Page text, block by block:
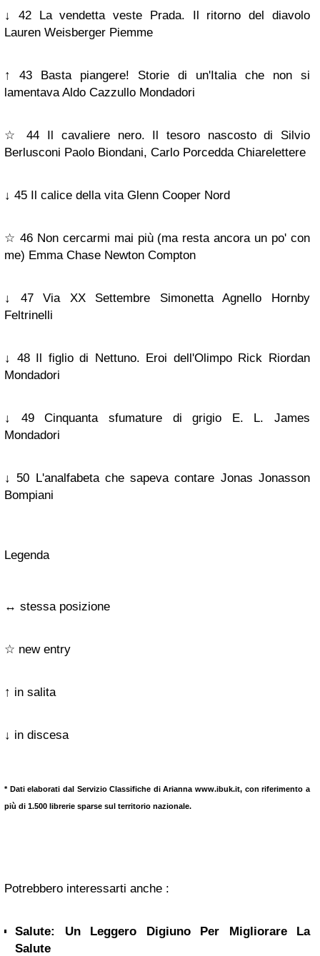
↓ 42 La vendetta veste Prada. Il ritorno del diavolo
Lauren Weisberger Piemme
↑ 43 Basta piangere! Storie di un'Italia che non si
lamentava Aldo Cazzullo Mondadori
☆ 44 Il cavaliere nero. Il tesoro nascosto di Silvio
Berlusconi Paolo Biondani, Carlo Porcedda Chiarelettere
↓ 45 Il calice della vita Glenn Cooper Nord
☆ 46 Non cercarmi mai più (ma resta ancora un po' con
me) Emma Chase Newton Compton
↓ 47 Via XX Settembre Simonetta Agnello Hornby
Feltrinelli
↓ 48 Il figlio di Nettuno. Eroi dell'Olimpo Rick Riordan
Mondadori
↓ 49 Cinquanta sfumature di grigio E. L. James
Mondadori
↓ 50 L'analfabeta che sapeva contare Jonas Jonasson
Bompiani
Legenda
↔ stessa posizione
☆ new entry
↑ in salita
↓ in discesa
* Dati elaborati dal Servizio Classifiche di Arianna www.ibuk.it, con riferimento a
più di 1.500 librerie sparse sul territorio nazionale.
Potrebbero interessarti anche :
Salute: Un Leggero Digiuno Per Migliorare La
Salute